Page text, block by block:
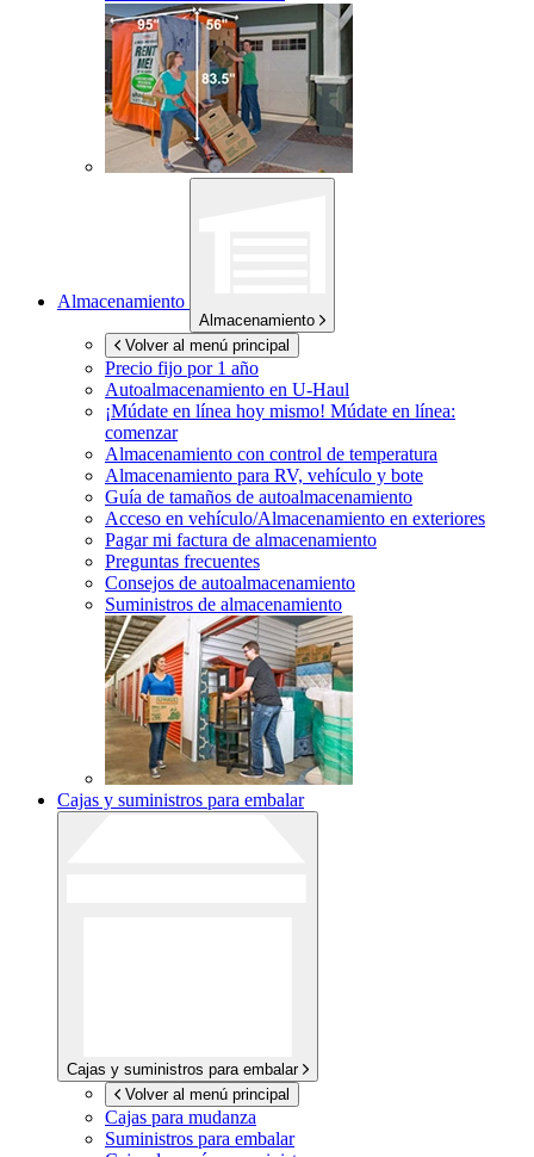
Almacenamiento
Almacenamiento
Volver al menú principal
Precio fijo por 1 año
Autoalmacenamiento en U-Haul
¡Múdate en línea hoy mismo! Múdate en línea:
comenzar
Almacenamiento con control de temperatura
Almacenamiento para RV, vehículo y bote
Guía de tamaños de autoalmacenamiento
Acceso en vehículo/Almacenamiento en exteriores
Pagar mi factura de almacenamiento
Preguntas frecuentes
Consejos de autoalmacenamiento
Suministros de almacenamiento
Cajas y suministros para embalar
Cajas y suministros para embalar
Volver al menú principal
Cajas para mudanza
Suministros para embalar